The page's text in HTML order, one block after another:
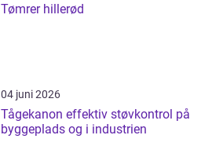
Tømrer hillerød
04 juni 2026
Tågekanon effektiv støvkontrol på
byggeplads og i industrien